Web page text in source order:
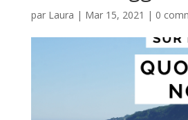
par Laura | Mar 15, 2021 | 0